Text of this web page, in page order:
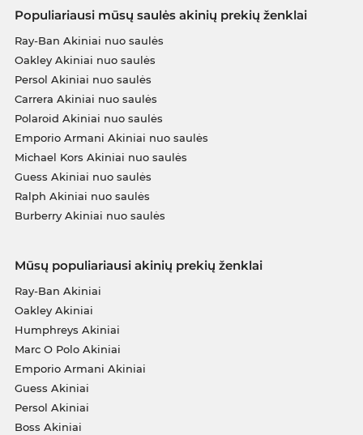
Populiariausi mūsų saulės akinių prekių ženklai
Ray-Ban Akiniai nuo saulės
Oakley Akiniai nuo saulės
Persol Akiniai nuo saulės
Carrera Akiniai nuo saulės
Polaroid Akiniai nuo saulės
Emporio Armani Akiniai nuo saulės
Michael Kors Akiniai nuo saulės
Guess Akiniai nuo saulės
Ralph Akiniai nuo saulės
Burberry Akiniai nuo saulės
Mūsų populiariausi akinių prekių ženklai
Ray-Ban Akiniai
Oakley Akiniai
Humphreys Akiniai
Marc O Polo Akiniai
Emporio Armani Akiniai
Guess Akiniai
Persol Akiniai
Boss Akiniai